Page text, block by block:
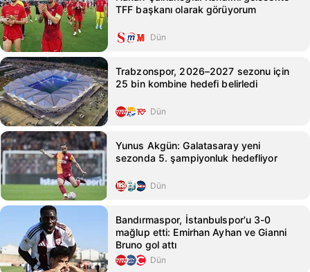
TFF başkanı olarak görüyorum
Dün
Trabzonspor, 2026–2027 sezonu için
25 bin kombine hedefi belirledi
Dün
Yunus Akgün: Galatasaray yeni
sezonda 5. şampiyonluk hedefliyor
Dün
Bandırmaspor, İstanbulspor'u 3-0
mağlup etti: Emirhan Ayhan ve Gianni
Bruno gol attı
Dün